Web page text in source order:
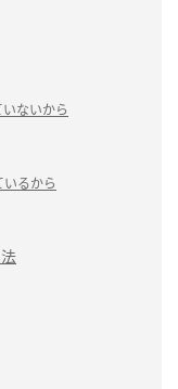
ないから
いるから